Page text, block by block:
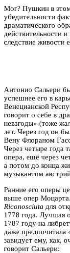
Мог? Пушкин в этом
убедительности
драматического
действительности
следствие живости
Антонио Сальери
успешнее его в
Венецианской
говорит о себе в
невзгоды» (тоже
лет. Через год он
Вену Флораном
Через четыре года
опера, ещё через
а потом до конца
музыкантом
Ранние его оперы
выше опер
Riconosciuta для
1778 года. Лучшая
1787 году на
даже
завидует ему, как,
говорит Сальери: